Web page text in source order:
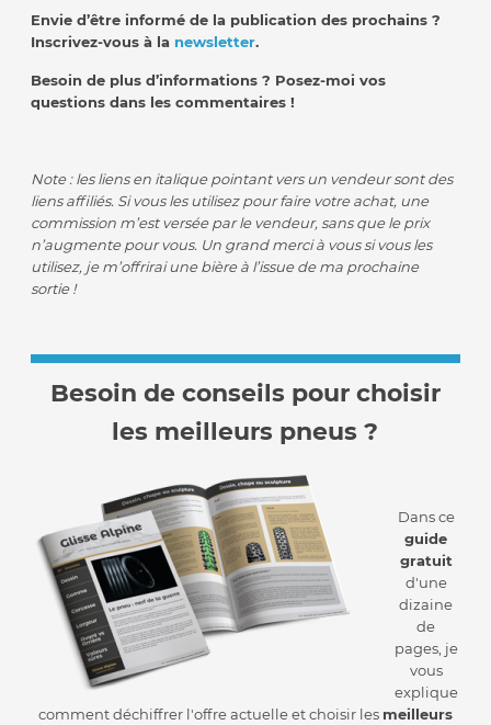
Envie d’être informé de la publication des prochains ?
Inscrivez-vous à la newsletter.
Besoin de plus d’informations ? Posez-moi vos
questions dans les commentaires !
Note : les liens en italique pointant vers un vendeur sont des
liens affiliés. Si vous les utilisez pour faire votre achat, une
commission m’est versée par le vendeur, sans que le prix
n’augmente pour vous. Un grand merci à vous si vous les
utilisez, je m’offrirai une bière à l’issue de ma prochaine
sortie !
Besoin de conseils pour choisir
les meilleurs pneus ?
Dans ce
guide
gratuit
d'une
dizaine
de
pages, je
vous
explique
comment déchiffrer l'offre actuelle et choisir les meilleurs